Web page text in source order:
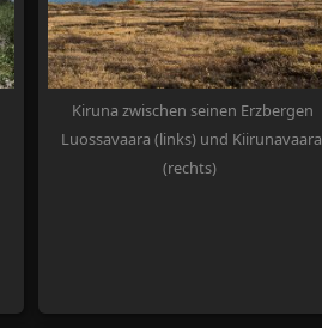
Kiruna zwischen seinen Erzbergen
Luossavaara (links) und Kiirunavaara
(rechts)